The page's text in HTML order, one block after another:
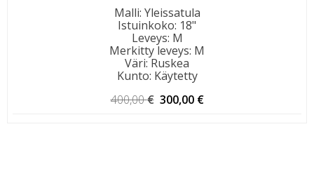
Malli: Yleissatula
Istuinkoko: 18"
Leveys: M
Merkitty leveys: M
Väri: Ruskea
Kunto: Käytetty
400,00€ Alkuperäinen
300,00 €